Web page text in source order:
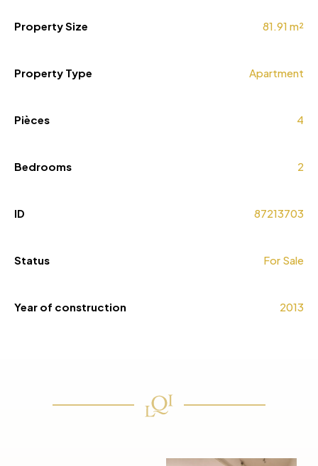
Property Size 81.91 m²
Property Type Apartment
Pièces 4
Bedrooms 2
ID 87213703
Status For Sale
Year of construction 2013